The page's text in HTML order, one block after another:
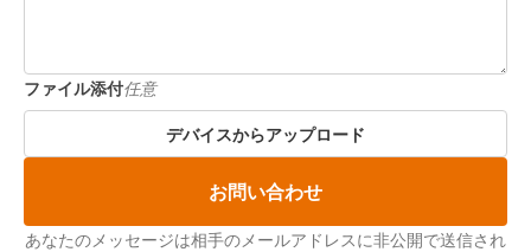
ファイル添付任意
デバイスからアップロード
お問い合わせ
あなたのメッセージは相手のメールアドレスに非公開で送信され